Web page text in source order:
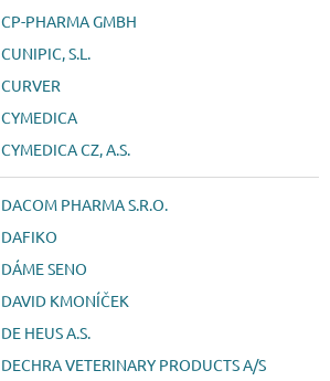
CP-PHARMA GMBH
CUNIPIC, S.L.
CURVER
CYMEDICA
CYMEDICA CZ, A.S.
DACOM PHARMA S.R.O.
DAFIKO
DÁME SENO
DAVID KMONÍČEK
DE HEUS A.S.
DECHRA VETERINARY PRODUCTS A/S